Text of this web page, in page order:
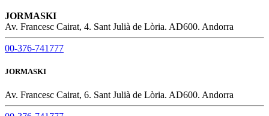
JORMASKI
Av. Francesc Cairat, 4. Sant Julià de Lòria. AD600. Andorra
00-376-741777
JORMASKI
Av. Francesc Cairat, 6. Sant Julià de Lòria. AD600. Andorra